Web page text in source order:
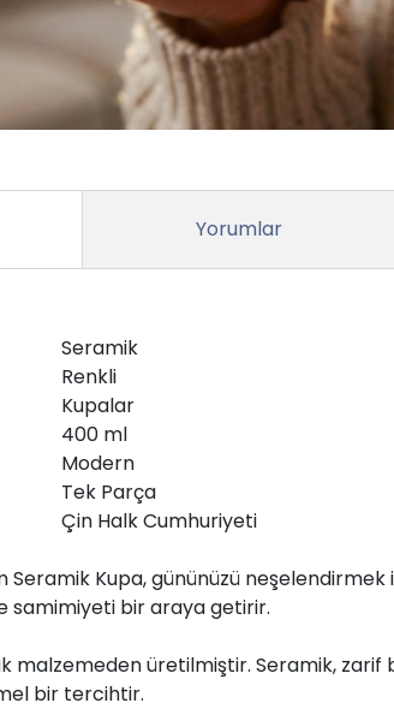
Yorumlar
Seramik
Renkli
Kupalar
400 ml
Modern
Tek Parça
Çin Halk Cumhuriyeti
Seramik Kupa, gününüzü
samimiyeti bir araya getirir.
malzemeden üretilmiştir. Seramik, zarif
bir tercihtir.